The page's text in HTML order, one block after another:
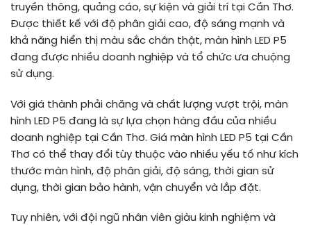
truyền thông, quảng cáo, sự kiện và giải trí tại Cần Thơ.
Được thiết kế với độ phân giải cao, độ sáng mạnh và
khả năng hiển thị màu sắc chân thật, màn hình LED P5
đang được nhiều doanh nghiệp và tổ chức ưa chuộng
sử dụng.
Với giá thành phải chăng và chất lượng vượt trội, màn
hình LED P5 đang là sự lựa chọn hàng đầu của nhiều
doanh nghiệp tại Cần Thơ. Giá màn hình LED P5 tại Cần
Thơ có thể thay đổi tùy thuộc vào nhiều yếu tố như kích
thước màn hình, độ phân giải, độ sáng, thời gian sử
dụng, thời gian bảo hành, vận chuyển và lắp đặt.
Tuy nhiên, với đội ngũ nhân viên giàu kinh nghiệm và